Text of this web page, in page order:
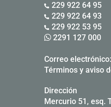
229 922 64 95
229 922 64 93
229 922 53 95
2291 127 000
Correo electrónico:
Términos y aviso
Dirección
Mercurio 51, esq.